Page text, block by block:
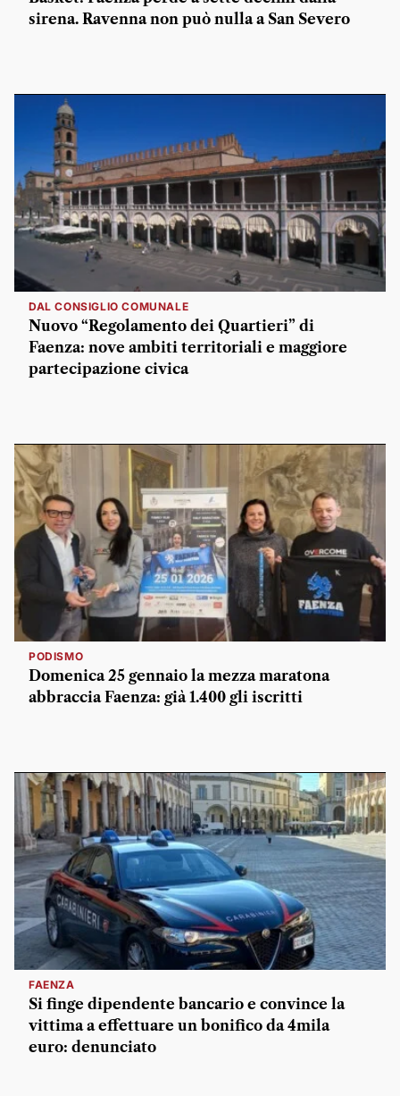
sirena. Ravenna non può nulla a San Severo
DAL CONSIGLIO COMUNALE
Nuovo “Regolamento dei Quartieri” di
Faenza: nove ambiti territoriali e maggiore
partecipazione civica
PODISMO
Domenica 25 gennaio la mezza maratona
abbraccia Faenza: già 1.400 gli iscritti
FAENZA
Si finge dipendente bancario e convince la
vittima a effettuare un bonifico da 4mila
euro: denunciato